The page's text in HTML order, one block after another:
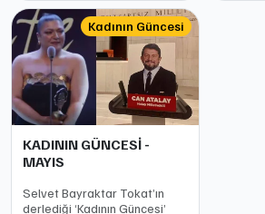
Kadının Güncesi
KADININ GÜNCESİ -
MAYIS
Selvet Bayraktar Tokat’ın
derlediği ‘Kadının Güncesi’